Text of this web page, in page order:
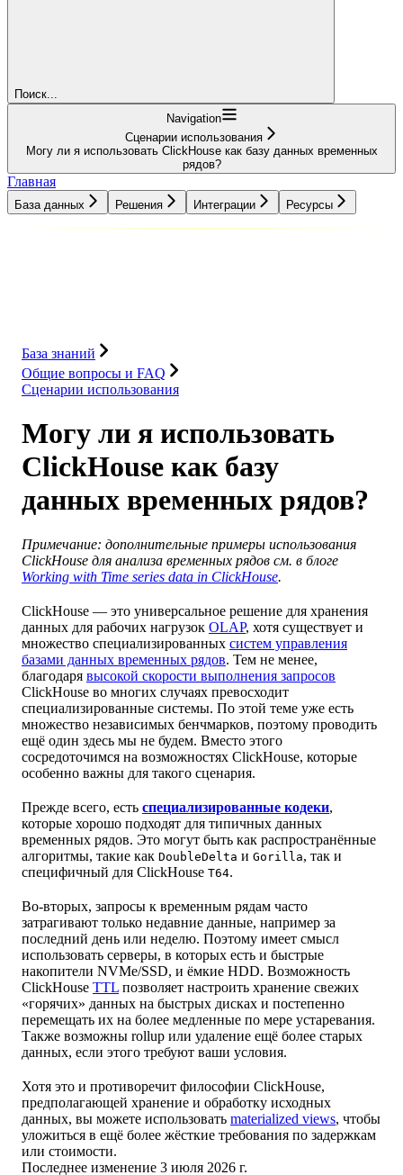
Поиск...
Navigation
Сценарии использования
Могу ли я использовать ClickHouse как базу данных временных
рядов?
Главная
База данных Решения Интеграции Ресурсы
База знаний
Общие вопросы и FAQ
Сценарии использования
Могу ли я использовать
ClickHouse как базу
данных временных рядов?
Примечание: дополнительные примеры использования
ClickHouse для анализа временных рядов см. в блоге
Working with Time series data in ClickHouse.
ClickHouse — это универсальное решение для хранения
данных для рабочих нагрузок OLAP, хотя существует и
множество специализированных систем управления
базами данных временных рядов. Тем не менее,
благодаря высокой скорости выполнения запросов
ClickHouse во многих случаях превосходит
специализированные системы. По этой теме уже есть
множество независимых бенчмарков, поэтому проводить
ещё один здесь мы не будем. Вместо этого
сосредоточимся на возможностях ClickHouse, которые
особенно важны для такого сценария.
Прежде всего, есть специализированные кодеки,
которые хорошо подходят для типичных данных
временных рядов. Это могут быть как распространённые
алгоритмы, такие как DoubleDelta и Gorilla, так и
специфичный для ClickHouse T64.
Во-вторых, запросы к временным рядам часто
затрагивают только недавние данные, например за
последний день или неделю. Поэтому имеет смысл
использовать серверы, в которых есть и быстрые
накопители NVMe/SSD, и ёмкие HDD. Возможность
ClickHouse TTL позволяет настроить хранение свежих
«горячих» данных на быстрых дисках и постепенно
перемещать их на более медленные по мере устаревания.
Также возможны rollup или удаление ещё более старых
данных, если этого требуют ваши условия.
Хотя это и противоречит философии ClickHouse,
предполагающей хранение и обработку исходных
данных, вы можете использовать materialized views, чтобы
уложиться в ещё более жёсткие требования по задержкам
или стоимости.
Последнее изменение 3 июля 2026 г.